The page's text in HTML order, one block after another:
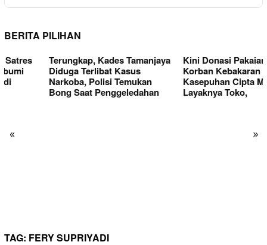
BERITA PILIHAN
« »
Terungkap, Kades Tamanjaya
Diduga Terlibat Kasus
Narkoba, Polisi Temukan
Bong Saat Penggeledahan
Kini Donasi Pakaian untuk
Korban Kebakaran
Kasepuhan Cipta Mulia Ditata
Layaknya Toko,
TAG: FERY SUPRIYADI